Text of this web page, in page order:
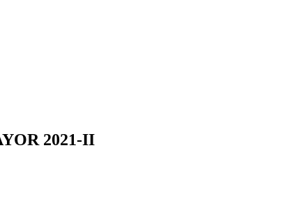
2021-II